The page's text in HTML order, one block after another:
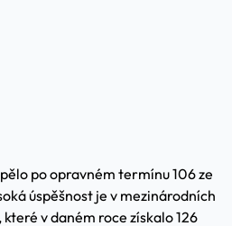
po opravném termínu 106 ze
úspěšnost je v mezinárodních
v daném roce získalo 126